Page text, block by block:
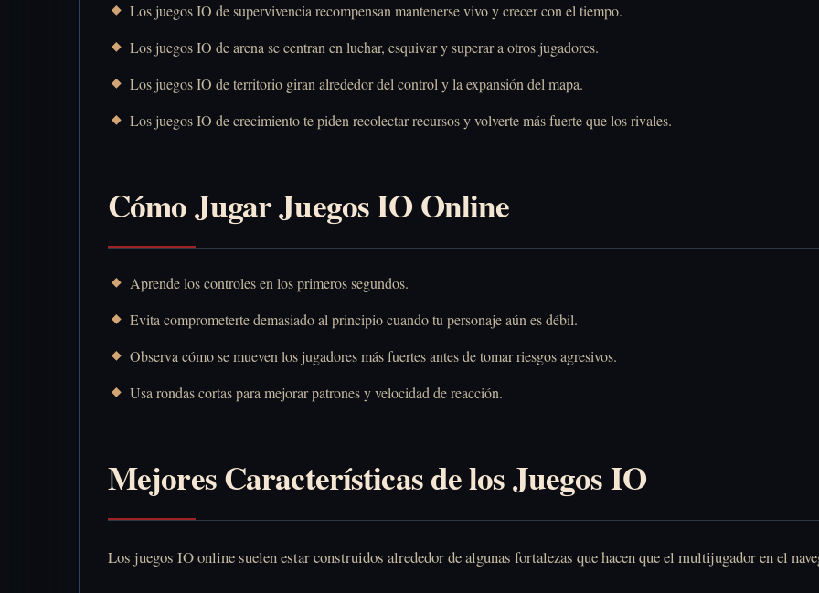
Los juegos IO de supervivencia recompensan mantenerse vivo y crecer con el tiempo.
Los juegos IO de arena se centran en luchar, esquivar y superar a otros jugadores.
Los juegos IO de territorio giran alrededor del control y la expansión del mapa.
Los juegos IO de crecimiento te piden recolectar recursos y volverte más fuerte que los rivales.
Cómo Jugar Juegos IO Online
Aprende los controles en los primeros segundos.
Evita comprometerte demasiado al principio cuando tu personaje aún es débil.
Observa cómo se mueven los jugadores más fuertes antes de tomar riesgos agresivos.
Usa rondas cortas para mejorar patrones y velocidad de reacción.
Mejores Características de los Juegos IO
Los juegos IO online suelen estar construidos alrededor de algunas fortalezas que hacen que el multijugador en el